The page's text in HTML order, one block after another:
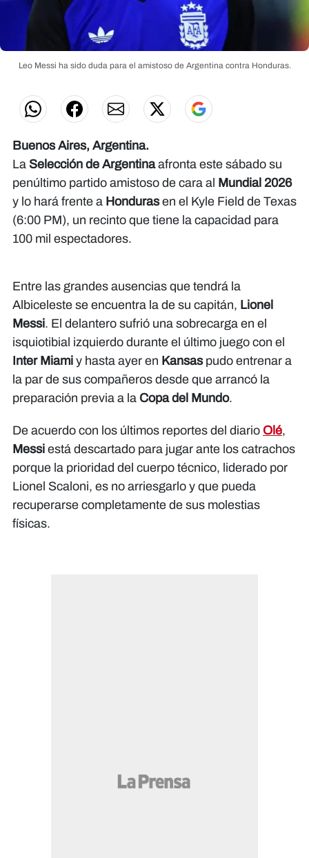
Leo Messi ha sido duda para el amistoso de Argentina contra Honduras.
Buenos Aires, Argentina.
La Selección de Argentinaafronta este sábado su
penúltimo partido amistoso de cara al Mundial 2026
y lo hará frente a Hondurasen el Kyle Field de Texas
(6:00 PM), un recinto que tiene la capacidad para
100 mil espectadores.
Entre las grandes ausencias que tendrá la
Albiceleste se encuentra la de su capitán, Lionel
Messi. El delantero sufrió una sobrecarga en el
isquiotibial izquierdo durante el último juego con el
Inter Miami y hasta ayer en Kansaspudo entrenar a
la par de sus compañeros desde que arrancó la
preparación previa a la Copa del Mundo.
De acuerdo con los últimos reportes del diario Olé,
Messi está descartado para jugar ante los catrachos
porque la prioridad del cuerpo técnico, liderado por
Lionel Scaloni, es no arriesgarlo y que pueda
recuperarse completamente de sus molestias
físicas.